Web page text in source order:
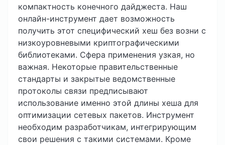
компактность конечного дайджеста. Наш
онлайн-инструмент дает возможность
получить этот специфический хеш без возни с
низкоуровневыми криптографическими
библиотеками. Сфера применения узкая, но
важная. Некоторые правительственные
стандарты и закрытые ведомственные
протоколы связи предписывают
использование именно этой длины хеша для
оптимизации сетевых пакетов. Инструмент
необходим разработчикам, интегрирующим
свои решения с такими системами. Кроме